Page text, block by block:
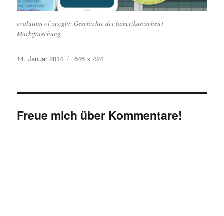
evolution of insight: Geschichte der (amerikanischen)
Marktforschung
Veröffentlicht
14. Januar 2014 Originalgröße
646 × 424
Freue mich über Kommentare!